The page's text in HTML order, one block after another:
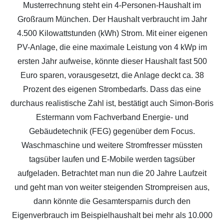
Musterrechnung steht ein 4-Personen-Haushalt im
Großraum München. Der Haushalt verbraucht im Jahr
4.500 Kilowattstunden (kWh) Strom. Mit einer eigenen
PV-Anlage, die eine maximale Leistung von 4 kWp im
ersten Jahr aufweise, könnte dieser Haushalt fast 500
Euro sparen, vorausgesetzt, die Anlage deckt ca. 38
Prozent des eigenen Strombedarfs. Dass das eine
durchaus realistische Zahl ist, bestätigt auch Simon-Boris
Estermann vom Fachverband Energie- und
Gebäudetechnik (FEG) gegenüber dem Focus.
Waschmaschine und weitere Stromfresser müssten
tagsüber laufen und E-Mobile werden tagsüber
aufgeladen. Betrachtet man nun die 20 Jahre Laufzeit
und geht man von weiter steigenden Strompreisen aus,
dann könnte die Gesamtersparnis durch den
Eigenverbrauch im Beispielhaushalt bei mehr als 10.000